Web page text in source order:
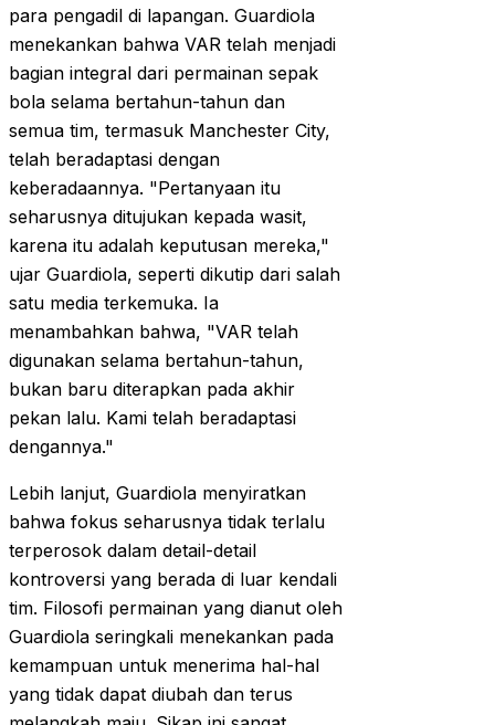
para pengadil di lapangan. Guardiola
menekankan bahwa VAR telah menjadi
bagian integral dari permainan sepak
bola selama bertahun-tahun dan
semua tim, termasuk Manchester City,
telah beradaptasi dengan
keberadaannya. "Pertanyaan itu
seharusnya ditujukan kepada wasit,
karena itu adalah keputusan mereka,"
ujar Guardiola, seperti dikutip dari salah
satu media terkemuka. Ia
menambahkan bahwa, "VAR telah
digunakan selama bertahun-tahun,
bukan baru diterapkan pada akhir
pekan lalu. Kami telah beradaptasi
dengannya."
Lebih lanjut, Guardiola menyiratkan
bahwa fokus seharusnya tidak terlalu
terperosok dalam detail-detail
kontroversi yang berada di luar kendali
tim. Filosofi permainan yang dianut oleh
Guardiola seringkali menekankan pada
kemampuan untuk menerima hal-hal
yang tidak dapat diubah dan terus